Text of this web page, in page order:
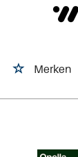
Merken